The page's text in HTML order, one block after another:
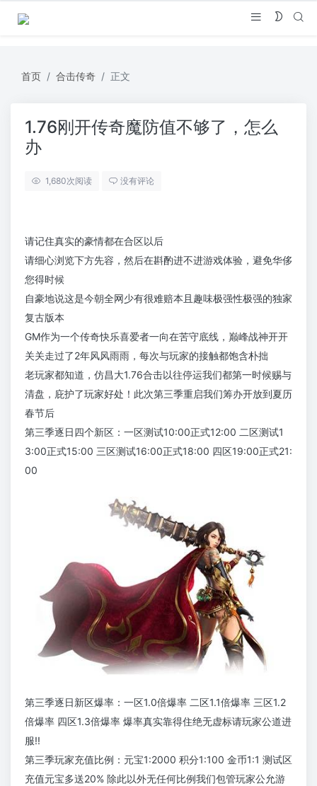
首页 合击传奇 正文
1.76刚开传奇魔防值不够了，怎么
办
1,680次阅读 没有评论
请记住真实的豪情都在合区以后
请细心浏览下方先容，然后在斟酌进不进游戏体验，避免华侈
您得时候
自豪地说这是今朝全网少有很难赔本且趣味极强性极强的独家
复古版本
GM作为一个传奇快乐喜爱者一向在苦守底线，巅峰战神开开
关关走过了2年风风雨雨，每次与玩家的接触都饱含朴拙
老玩家都知道，仿昌大1.76合击以往停运我们都第一时候赐与
清盘，庇护了玩家好处！此次第三季重启我们筹办开放到夏历
春节后
第三季逐日四个新区：一区测试10:00正式12:00 二区测试1
3:00正式15:00 三区测试16:00正式18:00 四区19:00正式21:
00
第三季逐日新区爆率：一区1.0倍爆率 二区1.1倍爆率 三区1.2
倍爆率 四区1.3倍爆率 爆率真实靠得住绝无虚标请玩家公道进
服!!
第三季玩家充值比例：元宝1:2000 积分1:100 金币1:1 测试区
充值元宝多送20% 除此以外无任何比例我们包管玩家公允游